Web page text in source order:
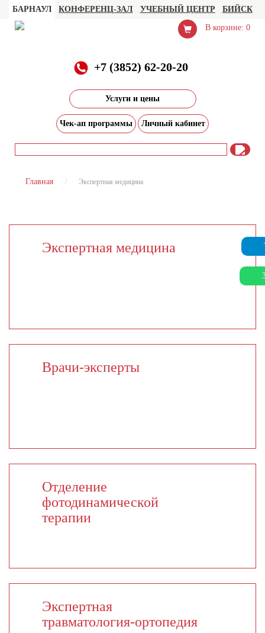
БАРНАУЛ КОНФЕРЕНЦ-ЗАЛ УЧЕБНЫЙ ЦЕНТР БИЙСК
В корзине: 0
+7 (3852) 62-20-20
Услуги и цены
Чек-ап программы Личный кабинет
Главная Экспертная медицина
Экспертная медицина
Врачи-эксперты
Отделение
фотодинамической
терапии
Экспертная
травматология-ортопедия